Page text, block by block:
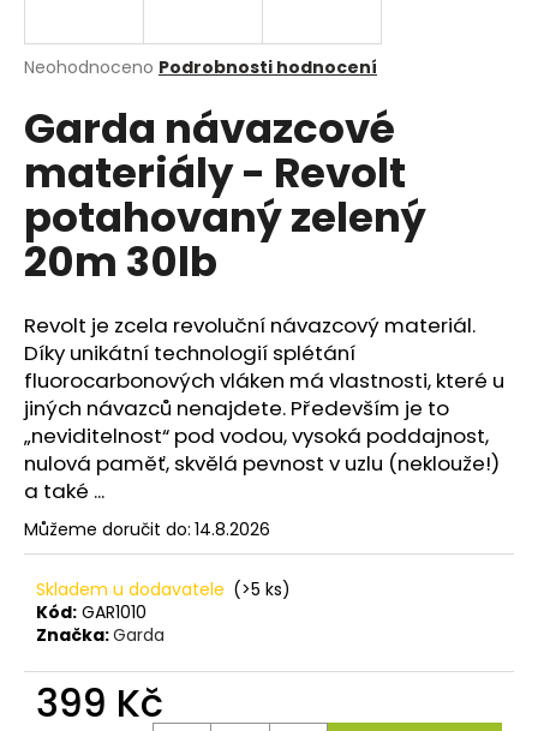
Průměrné
produktu
je
5
hvězdiček.
Neohodnoceno Podrobnosti hodnocení
Garda návazcové
materiály - Revolt
potahovaný zelený
20m 30lb
Revolt je zcela revoluční návazcový materiál.
Díky unikátní technologií splétání
fluorocarbonových vláken má vlastnosti, které u
jiných návazců nenajdete. Především je to
„neviditelnost“ pod vodou, vysoká poddajnost,
nulová paměť, skvělá pevnost v uzlu (neklouže!)
a také ...
Můžeme doručit do: 14.8.2026
Skladem u dodavatele (>5 ks)
Kód: GAR1010
Značka:Garda
399 Kč
j
t
?
HLEDAT
D
o
p
o
r
u
č
e
m
e